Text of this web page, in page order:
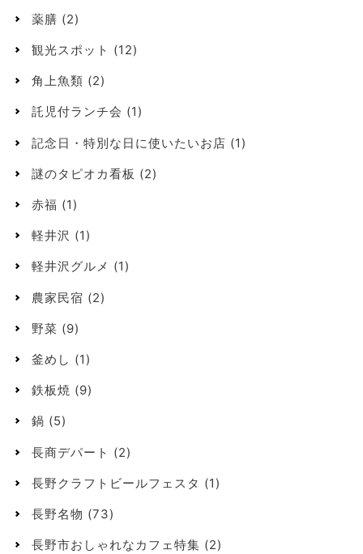
薬膳 (2)
観光スポット (12)
角上魚類 (2)
託児付ランチ会 (1)
記念日・特別な日に使いたいお店 (1)
謎のタピオカ看板 (2)
赤福 (1)
軽井沢 (1)
軽井沢グルメ (1)
農家民宿 (2)
野菜 (9)
釜めし (1)
鉄板焼 (9)
鍋 (5)
長商デパート (2)
長野クラフトビールフェスタ (1)
長野名物 (73)
長野市おしゃれなカフェ特集 (2)